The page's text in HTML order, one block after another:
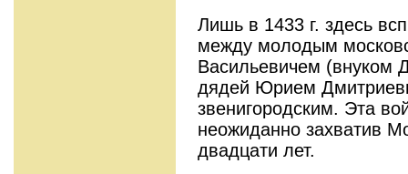
Лишь в 1433 г. здесь
между молодым
Васильевичем (внуком
дядей Юрием
звенигородским. Эта
неожиданно захватив
двадцати лет.